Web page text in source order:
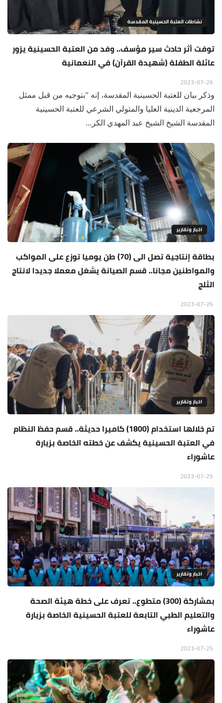
نشاطات العتبة الحسينية المقدسة
توفت أثر حادث سير مؤسف.. وفد من العتبة الحسينية يزور
عائلة الطفلة (شهيدة القرآن) في النعمانية
وذكر بيان للعتبة الحسينية المقدسة، إنه "بتوجيه من قبل ممثل
المرجعية الدينية العليا والمتولي الشرعي للعتبة الحسينية
المقدسة الشيخ الشيخ عبد المهدي الكر...
اخبار وتقارير
بطاقة إنتاجية تصل الى (70) طن يوميا توزع على المواكب
والمواطنين مجانا.. قسم الصيانة يشغل معملا جديدا لانتاج
الثلج
اخبار وتقارير
تم خلالها استخدام (1800) كاميرا حديثة.. قسم حفظ النظام
في العتبة الحسينية يكشف عن خطته الخاصة بزيارة
عاشوراء
اخبار وتقارير
بمشاركة (300) متطوع.. تعرف على خطة هيئة الصحة
والتعليم الطبي التابعة للعتبة الحسينية الخاصة بزيارة
عاشوراء